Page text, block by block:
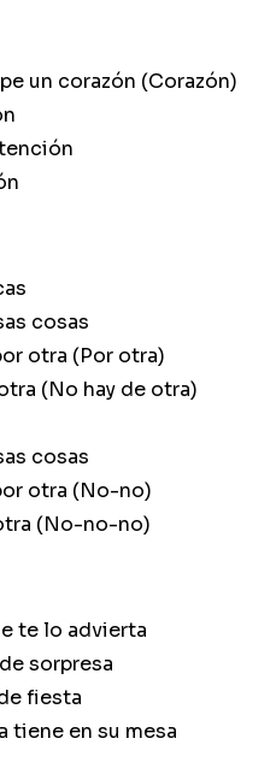
un corazón (Corazón)
cosas
otra (Por otra)
(No hay de otra)
cosas
otra (No-no)
(No-no-no)
te lo advierta
sorpresa
fiesta
tiene en su mesa